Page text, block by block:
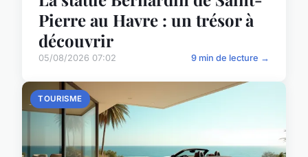
Pierre au Havre : un trésor à
découvrir
05/08/2026 07:02 9 min de lecture →
TOURISME